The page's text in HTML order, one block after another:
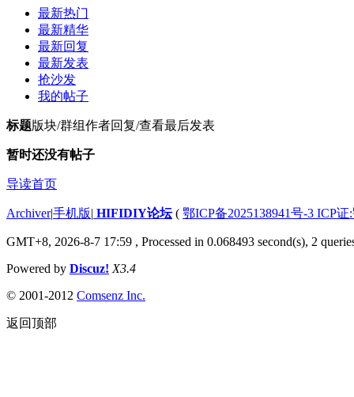
最新热门
最新精华
最新回复
最新发表
抢沙发
我的帖子
标题版块/群组作者回复/查看最后发表
暂时还没有帖子
导读首页
Archiver|手机版| HIFIDIY论坛( 鄂ICP备2025138941号-3 ICP
GMT+8, 2026-8-7 17:59 , Processed in 0.068493 second(s), 2
Powered by Discuz! X3.4
© 2001-2012 Comsenz Inc.
返回顶部